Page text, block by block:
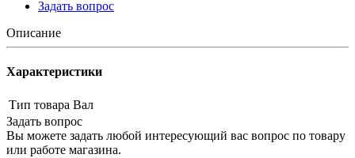
Задать вопрос
Описание
Характеристики
Тип товара Вал
Задать вопрос
Вы можете задать любой интересующий вас вопрос по товару
или работе магазина.